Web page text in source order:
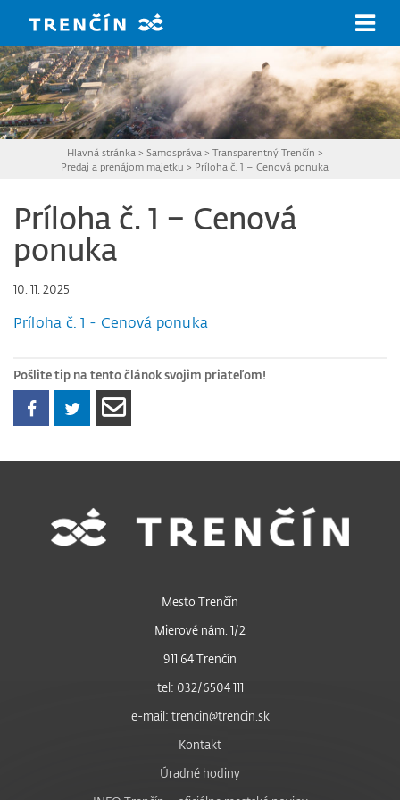
Hlavná stránka > Samospráva > Transparentný Trenčín >
Predaj a prenájom majetku > Príloha č. 1 – Cenová ponuka
Príloha č. 1 – Cenová
ponuka
10. 11. 2025
Príloha č. 1 - Cenová ponuka
Pošlite tip na tento článok svojim priateľom!
Mesto Trenčín
Mierové nám. 1/2
911 64 Trenčín
tel: 032/6504 111
e-mail: trencin@trencin.sk
Kontakt
Úradné hodiny